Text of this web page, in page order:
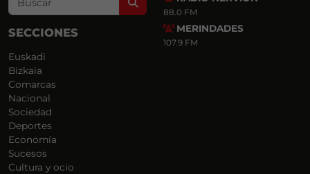
SECCIONES
Euskadi
Bizkaia
Comarcas
Nacional
Sociedad
Deportes
Economía
Sucesos
Cultura y ocio
88.0 FM
MERINDADES
107.9 FM